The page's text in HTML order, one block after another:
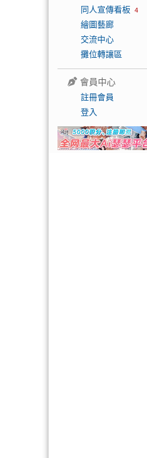
同人宣傳看板 4
繪圖藝廊
交流中心
攤位轉讓區
會員中心
註冊會員
登入